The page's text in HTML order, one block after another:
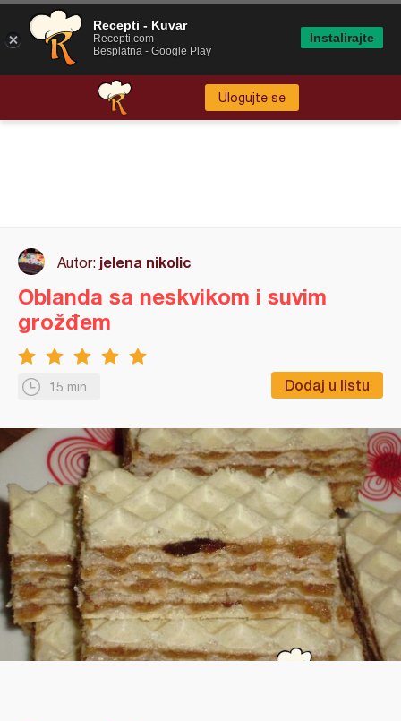
Ulogujte se
Autor: jelena nikolic
15 min Dodaj u listu
Oblanda sa neskvikom i suvim
grožđem
Recepti - Kuvar
Recepti.com
Besplatna - Google Play
Instalirajte